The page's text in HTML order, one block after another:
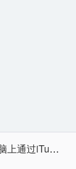
如何在苹果电脑上通过iTunes备份恢复误删的通话记录